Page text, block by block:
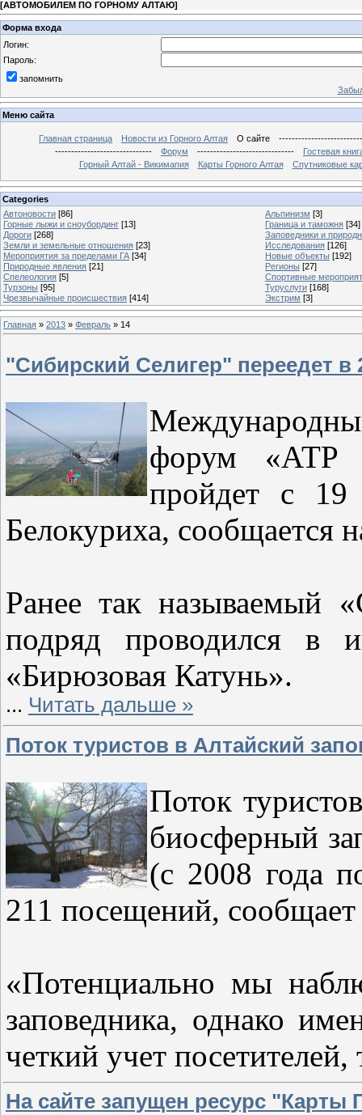
[АВТОМОБИЛЕМ ПО ГОРНОМУ АЛТАЮ]
Форма входа
Логин:
Пароль:
запомнить
Меню сайта
Главная страница Новости из Горного Алтая О сайте
------------------------------
Форум ------------------------------
Гостевая
Горный Алтай - Викимапия
Карты Горного Алтая Спутниковые
Categories
Автоновости [86] Альпинизм [3]
Горные лыжи и сноубординг [13] Граница и таможня [34]
Дороги [268]
Заповедники и
Земли и земельные отношения [23] Исследования [126]
Мероприятия за пределами ГА [34] Новые объекты [192]
Природные явления [21] Регионы [27]
Спелеология [5]
Спортивные
Турзоны [95] Туруслуги [168]
Чрезвычайные происшествия [414] Экстрим [3]
Главная » 2013 » Февраль » 14
"Сибирский Селигер" переедет в
форум «АТР
пройдет с 19
Белокуриха, сообщается
Ранее так называемый
подряд проводился в
«Бирюзовая Катунь».
... Читать дальше »
Поток туристов в Алтайский
Поток
биосферный
(с 2008 года
211 посещений,
«Потенциально мы
заповедника, однако
четкий учет посетителей,
На сайте запущен ресурс "Карты